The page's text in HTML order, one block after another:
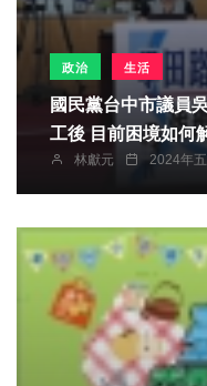
政治 生活
國民黨台中市議員
工後 目前困境如
林獻元 2024年